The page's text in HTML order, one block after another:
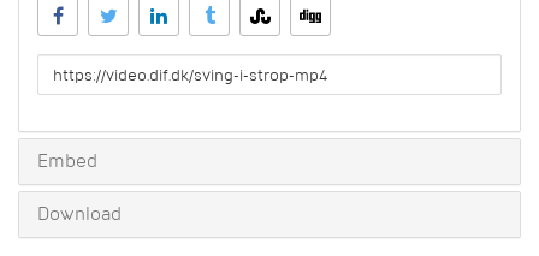
URL
to
Embed
Download